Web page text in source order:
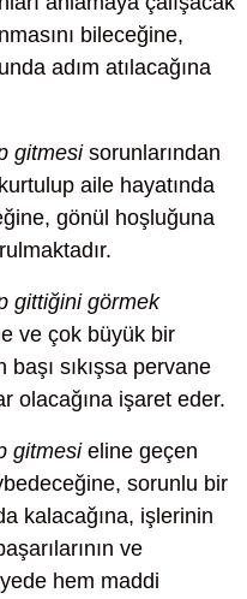
bileceğine,
adım atılacağına
gitmesisorunlarından
aile hayatında
gönül hoşluğuna
gittiğini görmek
ve çok büyük bir
sıkışsa pervane
olacağına işaret eder.
gitmesieline geçen
sorunlu bir
kalacağına, işlerinin
ve
hem maddi